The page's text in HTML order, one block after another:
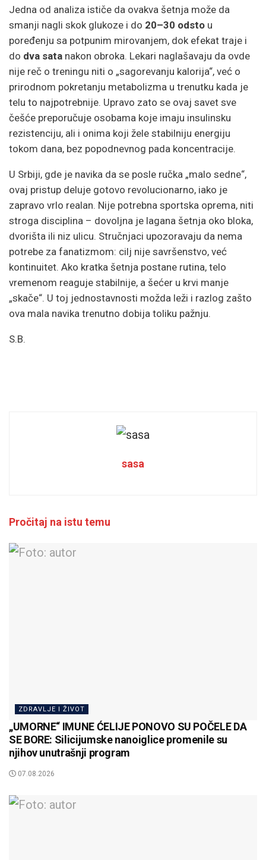
Jedna od analiza ističe da ovakva šetnja može da
smanji nagli skok glukoze i do 20–30 odsto u
poređenju sa potpunim mirovanjem, dok efekat traje i
do dva sata nakon obroka. Lekari naglašavaju da ovde
nije reč o treningu niti o „sagorevanju kalorija“, već o
prirodnom pokretanju metabolizma u trenutku kada je
telu to najpotrebnije. Upravo zato se ovaj savet sve
češće preporučuje osobama koje imaju insulinsku
rezistenciju, ali i onima koji žele stabilniju energiju
tokom dana, bez popodnevnog pada koncentracije.
U Srbiji, gde je navika da se posle ručka „malo sedne“,
ovaj pristup deluje gotovo revolucionarno, iako je
zapravo vrlo realan. Nije potrebna sportska oprema, niti
stroga disciplina – dovoljna je lagana šetnja oko bloka,
dvorišta ili niz ulicu. Stručnjaci upozoravaju da nema
potrebe za fanatizmom: cilj nije savršenstvo, već
kontinuitet. Ako kratka šetnja postane rutina, telo
vremenom reaguje stabilnije, a šećer u krvi manje
„skače“. U toj jednostavnosti možda leži i razlog zašto
ova mala navika trenutno dobija toliku pažnju.
S.B.
sasa
Pročitaj na istu temu
ZDRAVLJE I ŽIVOT
„UMORNE“ IMUNE ĆELIJE PONOVO SU POČELE DA
SE BORE: Silicijumske nanoiglice promenile su
njihov unutrašnji program
07.08.2026